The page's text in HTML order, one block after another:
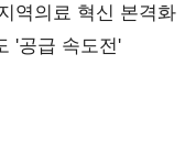
역의료 혁신 본격화
'공급 속도전'